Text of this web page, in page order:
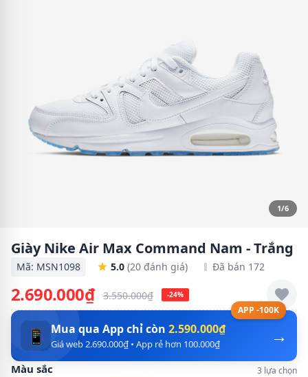
1/6
Giày Nike Air Max Command Nam - Trắng
Mã: MSN1098 5.0 (20 đánh giá) Đã bán 172
2.690.000₫ 3.550.000₫ -24%
APP -100K
→
📱 Mua qua App chỉ còn 2.590.000₫
Giá web 2.690.000₫ • App rẻ hơn 100.000₫
Màu sắc 3 lựa chọn